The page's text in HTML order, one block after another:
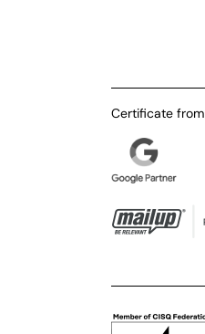
Certificate from